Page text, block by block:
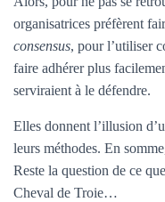
organisatrices préfèrent
consensus, pour l’utiliser
faire adhérer plus
serviraient à le défendre.
Elles donnent l’illusion
leurs méthodes. En
Reste la question de ce
Cheval de Troie…